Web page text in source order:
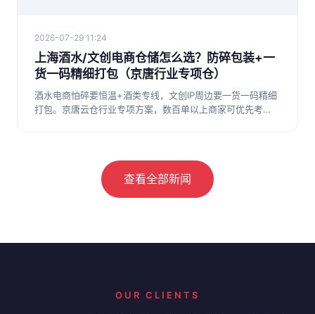
2026-07-29 11:24
上海酒水/文创电商仓储怎么选？防碎包装+一
货一码精细打包（京唐行业专项仓）
酒水电商怕碎要恒温+酒类专线，文创IP周边要一货一码精细
打包。京唐云仓行业专项方案，数百单以上商家可优先考
查看全部新闻
OUR CLIENTS